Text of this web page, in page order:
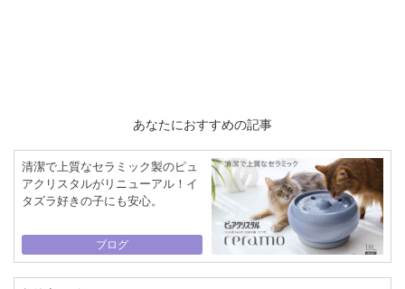
あなたにおすすめの記事
清潔で上質なセラミック製のピュ
アクリスタルがリニューアル！イ
タズラ好きの子にも安心。
ブログ